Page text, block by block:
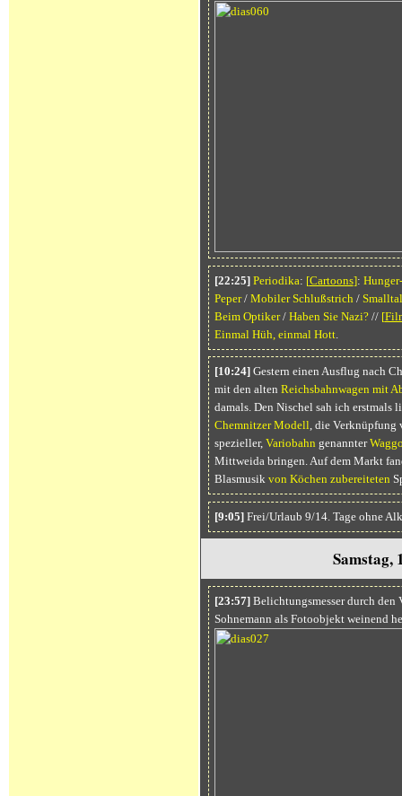
[22:25] Periodika: [Cartoons]:
Peper/ Mobiler Schlußstrich /
Beim Optiker/ Haben Sie Nazi?// [
Einmal Hüh, einmal Hott.
[10:24]Gestern einen Ausflug nach
mit den alten Reichsbahnwagen mit
damals. Den Nischel sah ich erstmals
Chemnitzer Modell, die Verknüpfung
spezieller, Variobahn genannter
Mittweida bringen. Auf dem Markt
Blasmusik von Köchen zubereiteten
[9:05]Frei/Urlaub 9/14. Tage ohne
Samstag,
[23:57]Belichtungsmesser durch den
Sohnemann als Fotoobjekt weinend